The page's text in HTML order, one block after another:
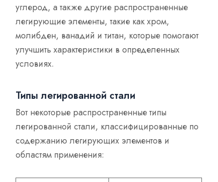
углерод, а также другие распространенные
легирующие элементы, такие как хром,
молибден, ванадий и титан, которые помогают
улучшить характеристики в определенных
условиях.
Типы легированной стали
Вот некоторые распространенные типы
легированной стали, классифицированные по
содержанию легирующих элементов и
областям применения: